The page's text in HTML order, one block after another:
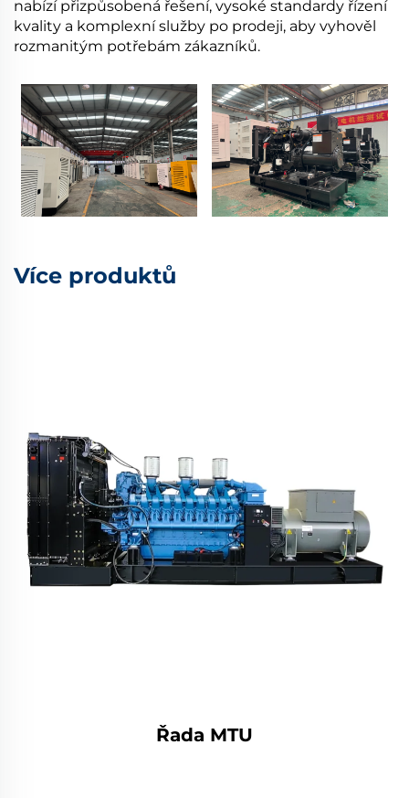
nabízí přizpůsobená řešení, vysoké standardy řízení
kvality a komplexní služby po prodeji, aby vyhověl
rozmanitým potřebám zákazníků.
Více produktů
Řada MTU